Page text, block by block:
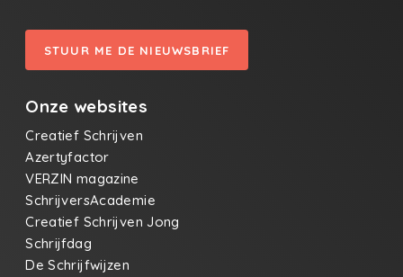
STUUR ME DE NIEUWSBRIEF
Onze websites
Creatief Schrijven
Azertyfactor
VERZIN magazine
SchrijversAcademie
Creatief Schrijven Jong
Schrijfdag
De Schrijfwijzen